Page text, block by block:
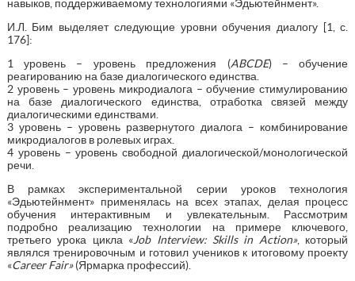
навыков, поддерживаемому технологиями «Эдьютейнмент».
И.Л. Бим выделяет следующие уровни обучения диалогу [1, с.
176]:
1 уровень – уровень предложения (ABCDE) – обучение
реагированию на базе диалогического единства.
2 уровень – уровень микродиалога – обучение стимулированию
на базе диалогического единства, отработка связей между
диалогическими единствами.
3 уровень – уровень развернутого диалога – комбинирование
микродиалогов в ролевых играх.
4 уровень – уровень свободной диалогической/монологической
речи.
В рамках экспериментальной серии уроков технология
«Эдьютейнмент» применялась на всех этапах, делая процесс
обучения интерактивным и увлекательным. Рассмотрим
подробно реализацию технологии на примере ключевого,
третьего урока цикла «Job Interview: Skills in Action», который
являлся тренировочным и готовил учеников к итоговому проекту
«Career Fair»(Ярмарка профессий).